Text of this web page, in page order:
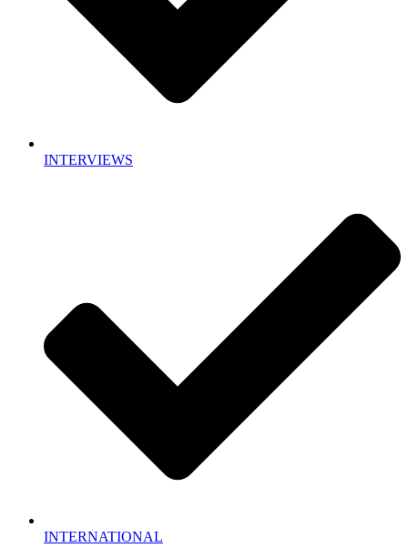
INTERVIEWS
INTERNATIONAL